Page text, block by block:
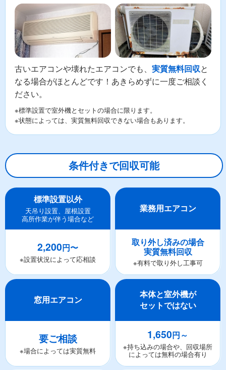
古いエアコンや壊れたエアコンでも、 実質無料回収と
なる場合がほとんどです！あきらめずに一度ご相談く
ださい。
※標準設置で室外機とセットの場合に限ります。
※状態によっては、実質無料回収できない場合もあります。
条件付きで回収可能
標準設置以外
天吊り設置、屋根設置
高所作業が伴う場合など
2,200円〜
※設置状況によって応相談
業務用エアコン
取り外し済みの場合
実質無料回収
※有料で取り外し工事可
窓用エアコン
要ご相談
※場合によっては実質無料
本体と室外機が
セットではない
1,650円～
※持ち込みの場合や、回収場所
によっては無料の場合有り